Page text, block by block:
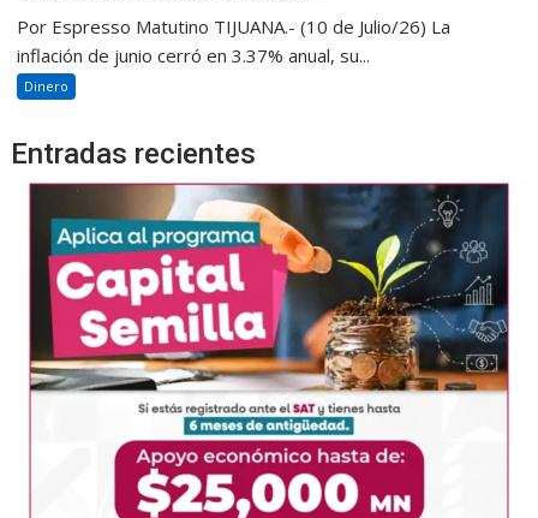
Por Espresso Matutino TIJUANA.- (10 de Julio/26) La
inflación de junio cerró en 3.37% anual, su...
Dinero
Entradas recientes